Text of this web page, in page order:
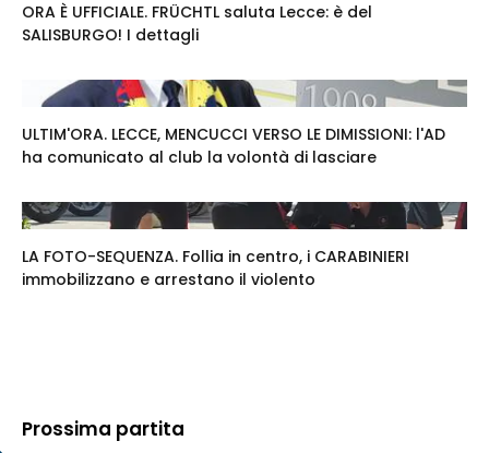
ORA È UFFICIALE. FRÜCHTL saluta Lecce: è del
SALISBURGO! I dettagli
ULTIM'ORA. LECCE, MENCUCCI VERSO LE DIMISSIONI: l'AD
ha comunicato al club la volontà di lasciare
LA FOTO-SEQUENZA. Follia in centro, i CARABINIERI
immobilizzano e arrestano il violento
Prossima partita